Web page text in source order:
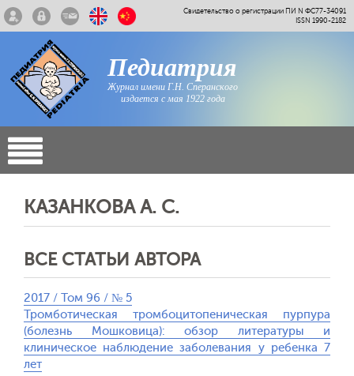
Свидетельство о регистрации ПИ N ФС77-34091
ISSN 1990-2182
Педиатрия
Журнал имени Г.Н. Сперанского
издается с мая 1922 года
КАЗАНКОВА А. С.
ВСЕ СТАТЬИ АВТОРА
2017 / Том 96 / № 5
Тромботическая тромбоцитопеническая пурпура
(болезнь Мошковица): обзор литературы и
клиническое наблюдение заболевания у ребенка 7
лет